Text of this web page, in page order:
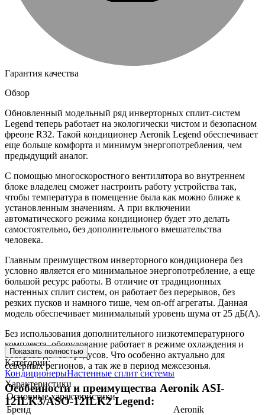
Гарантия качества
Обзор
Обновленный модельный ряд инверторных сплит-систем
Legend теперь работает на экологически чистом и безопасном
фреоне R32. Такой кондиционер Aeronik Legend обеспечивает
еще больше комфорта и минимум энергопотребления, чем
предыдущий аналог.
С помощью многоскоростного вентилятора во внутреннем
блоке владелец сможет настроить работу устройства так,
чтобы температура в помещение была как можно ближе к
установленным значениям. А при включении
автоматического режима кондиционер будет это делать
самостоятельно, без дополнительного вмешательства
человека.
Главным преимуществом инверторного кондиционера без
условно является его минимальное энергопотребление, а еще
большой ресурс работы. В отличие от традиционных
настенных сплит систем, он работает без перерывов, без
резких пусков и намного тише, чем on-off агрегаты. Данная
модель обеспечивает минимальный уровень шума от 25 дБ(А).
Без использования дополнительного низкотемпературного
комплекта, оборудование работает в режиме охлаждения и
обогрева до -15 градусов. Что особенно актуально для
северных регионов, а так же в период межсезонья.
Особенности и преимущества Aeronik ASI-
12ILK3/ASO-12ILK2 Legend:
Показать полностью
Категории:
КондиционерыНастенные сплит системы
Характеристики
Основные характеристики
Бренд
Aeronik